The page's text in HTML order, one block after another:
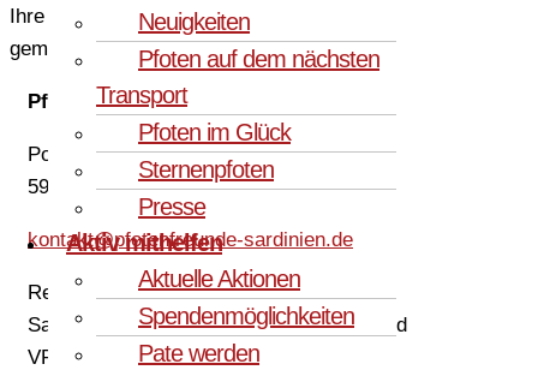
Neuigkeiten
Pfoten auf dem nächsten
Transport
Pfoten im Glück
Sternenpfoten
Presse
Aktiv mithelfen
Aktuelle Aktionen
Spendenmöglichkeiten
Pate werden
Ihre Spende kann steuerlich geltend
gemacht werden.
PfotenFreunde Sardinien e.V.
Postfach 1225
59355 Werne
kontakt@pfotenfreunde-sardinien.de
Registriert als Verein PfotenFreunde
Sardinien e.V. beim Amtsgericht Dortmund
VR 7777